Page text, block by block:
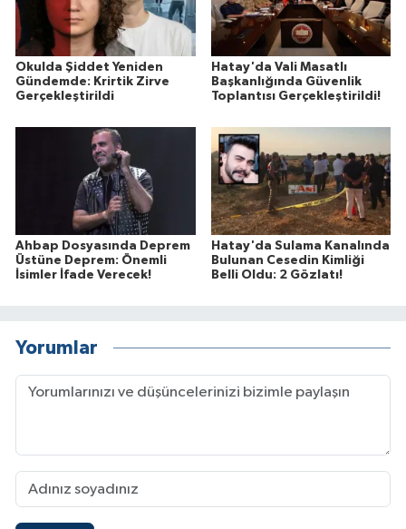
Okulda Şiddet Yeniden
Gündemde: Krirtik Zirve
Gerçekleştirildi
Hatay'da Vali Masatlı
Başkanlığında Güvenlik
Toplantısı Gerçekleştirildi!
Ahbap Dosyasında Deprem
Üstüne Deprem: Önemli
İsimler İfade Verecek!
Hatay'da Sulama Kanalında
Bulunan Cesedin Kimliği
Belli Oldu: 2 Gözlatı!
Yorumlar